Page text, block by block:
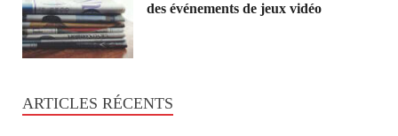
des événements de jeux vidéo
ARTICLES RÉCENTS